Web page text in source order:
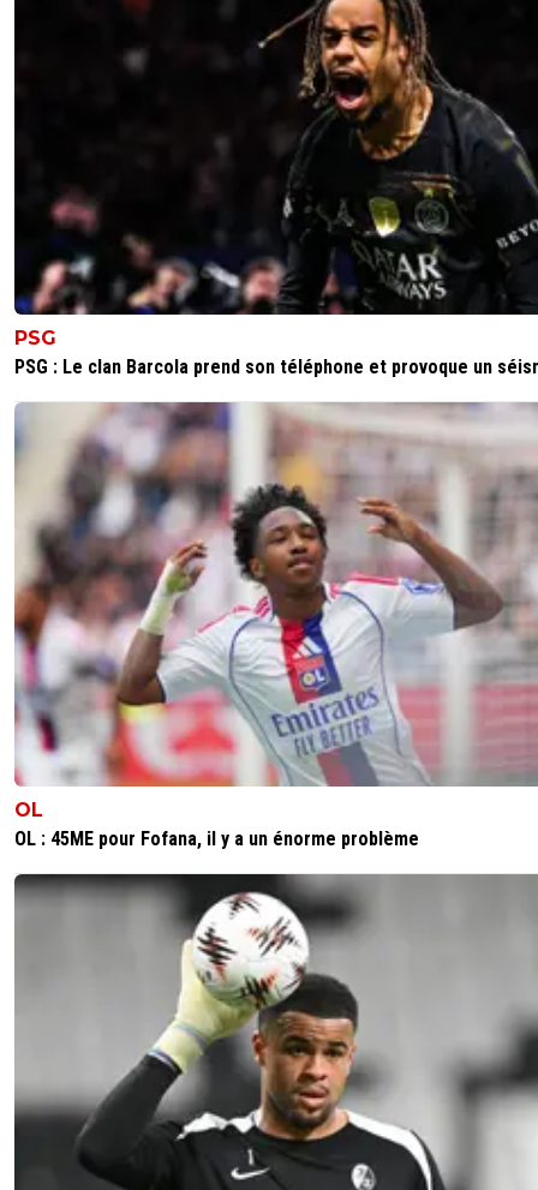
PSG
PSG : Le clan Barcola prend son téléphone et provoque un
OL
OL : 45ME pour Fofana, il y a un énorme problème